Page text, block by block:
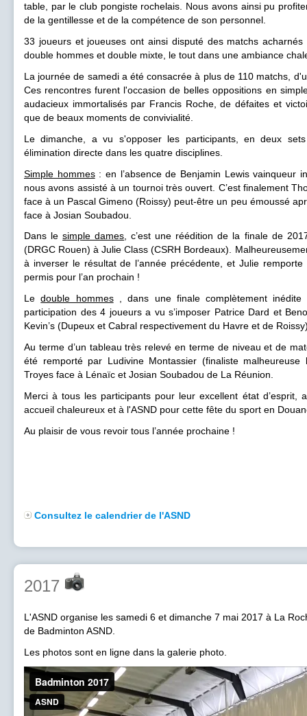
table, par le club pongiste rochelais. Nous avons ainsi pu
de la gentillesse et de la compétence de son personnel.
33 joueurs et joueuses ont ainsi disputé des matchs
double hommes et double mixte, le tout dans une ambiance
La journée de samedi a été consacrée à plus de 110 matchs,
Ces rencontres furent l'occasion de belles oppositions en
audacieux immortalisés par Francis Roche, de défaites et
que de beaux moments de convivialité.
Le dimanche, a vu s'opposer les participants, en deux
élimination directe dans les quatre disciplines.
Simple hommes: en l’absence de Benjamin Lewis vainqueur
nous avons assisté à un tournoi très ouvert. C’est finalement
face à un Pascal Gimeno (Roissy) peut-être un peu émoussé
face à Josian Soubadou.
Dans lesimple dames, c’est une réédition de la finale de
(DRGC Rouen) à Julie Class (CSRH Bordeaux).
à inverser le résultat de l’année précédente, et Julie
permis pour l’an prochain !
Ledouble hommes, dans une finale complètement inédite
participation des 4 joueurs a vu s’imposer Patrice Dard et
Kevin’s (Dupeux et Cabral respectivement du Havre et de
Au terme d’un tableau très relevé en terme de niveau et de
été remporté par Ludivine Montassier (finaliste
Troyes face à Lénaïc et Josian Soubadou de La Réunion.
Merci à tous les participants pour leur excellent état d’esprit,
accueil chaleureux et à l'ASND pour cette fête du sport en
Au plaisir de vous revoir tous l’année prochaine !
Consultez le calendrier de l'ASND
2017
L'ASND organise les samedi 6 et dimanche 7 mai 2017 à La
de Badminton ASND.
Les photos sont en ligne dans la galerie photo.